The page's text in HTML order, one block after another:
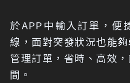
於APP中輸入訂單，便
線，面對突發狀況也能
管理訂單，省時、高效
間。